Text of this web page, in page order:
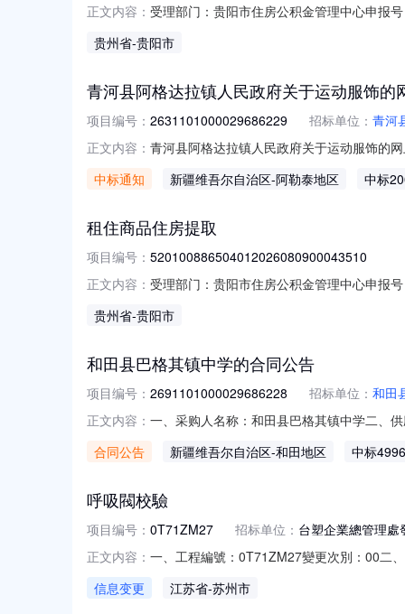
正文内容： 受理部门：贵阳市住房公积金管理中心申报
520100886504012026080900043513事项
贵州省-贵阳市
青河县阿格达拉镇人民政府关于运动服饰的
项目编号： 2631101000029686229 招标单位： 青河
正文内容： 青河县阿格达拉镇人民政府关于运动服饰的
（元）:项目所在行政区划编码:654325项目
中标通知 新疆维吾尔自治区-阿勒泰地区 中标
租住商品住房提取
项目编号： 520100886504012026080900043510
正文内容： 受理部门：贵阳市住房公积金管理中心申报
520100886504012026080900043510事项
贵州省-贵阳市
和田县巴格其镇中学的合同公告
项目编号： 2691101000029686228 招标单位： 和田
正文内容： 一、采购人名称：和田县巴格其镇中学二、
务要求或标的基本概况：七、其它事项：
合同公告 新疆维吾尔自治区-和田地区 中标
呼吸閥校驗
项目编号： 0T71ZM27 招标单位： 台塑企業總管理處
正文内容： 一、工程編號：0T71ZM27變更次別：00二
定期校驗，槽區共計15PC，委託專業廠商
信息变更 江苏省-苏州市